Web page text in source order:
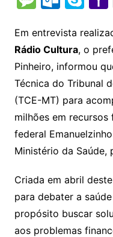
p
y
Li
n
k
at
s
A
p
p
s
s
a
g
e
lo
o
k.
c
o
m
y
p
e
l
Em entrevista
Rádio Cultura, o
Pinheiro, informou
Técnica do Tribunal
(TCE-MT) para
milhões em
federal
Ministério da Saúde,
Criada em abril
para debater a
propósito buscar
aos problemas